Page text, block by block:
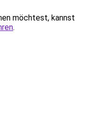
möchtest, kannst
.